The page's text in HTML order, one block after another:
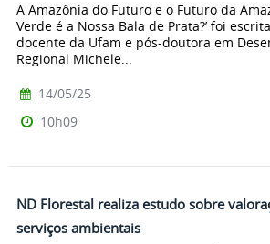
A Amazônia do Futuro e o Futuro da
Verde é a Nossa Bala de Prata?’ foi
docente da Ufam e pós-doutora em
Regional Michele...
14/05/25
10h09
ND Florestal realiza estudo sobre
serviços ambientais